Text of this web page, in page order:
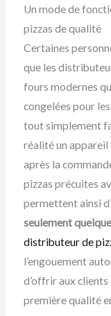
Un mode de
pizzas de qualité
Certaines
que les
fours modernes
congelées pour
tout simplement
réalité un appareil
après la
pizzas précuites
permettent ainsi
seulement
distributeur de
l’engouement
d’offrir aux clients
première qualité